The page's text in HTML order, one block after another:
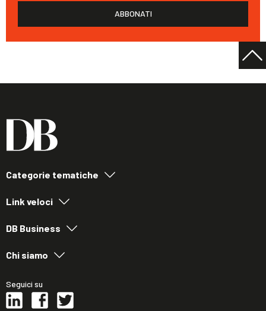
ABBONATI
Categorie tematiche
Link veloci
DB Business
Chi siamo
Seguici su